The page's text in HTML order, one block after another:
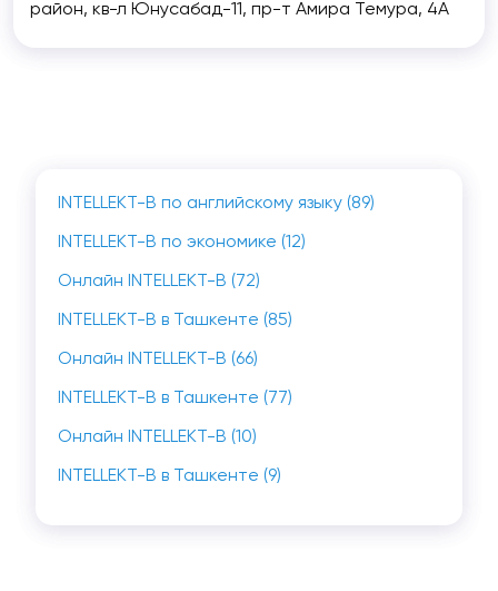
район, кв-л Юнусабад-11, пр-т Амира Темура, 4А
INTELLEKT-B по английскому языку (89)
INTELLEKT-B по экономике (12)
Онлайн INTELLEKT-B (72)
INTELLEKT-B в Ташкенте (85)
Онлайн INTELLEKT-B (66)
INTELLEKT-B в Ташкенте (77)
Онлайн INTELLEKT-B (10)
INTELLEKT-B в Ташкенте (9)